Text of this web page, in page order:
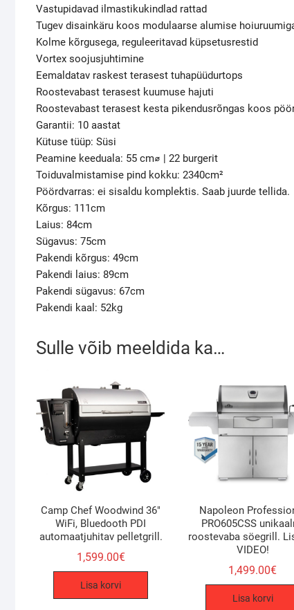
Vastupidavad ilmastikukindlad rattad
Tugev disainkäru koos modulaarse alumise
Kolme kõrgusega, reguleeritavad küpsetusrestid
Vortex soojusjuhtimine
Eemaldatav raskest terasest tuhapüüdurtops
Roostevabast terasest kuumuse hajuti
Roostevabast terasest kesta pikendusrõngas koos
Garantii: 10 aastat
Kütuse tüüp: Süsi
Peamine keeduala: 55 cm⌀ | 22 burgerit
Toiduvalmistamise pind kokku: 2340cm²
Pöördvarras: ei sisaldu komplektis. Saab juurde tellida.
Kõrgus: 111cm
Laius: 84cm
Sügavus: 75cm
Pakendi kõrgus: 49cm
Pakendi laius: 89cm
Pakendi sügavus: 67cm
Pakendi kaal: 52kg
Sulle võib meeldida ka…
Camp Chef Woodwind 36″
WiFi, Bluedooth PDI
automaatjuhitav pelletgrill.
1,599.00€
Lisa korvi
Napoleon
PRO605CSS
roostevaba söegrill.
VIDEO!
1,499.00€
Lisa korvi